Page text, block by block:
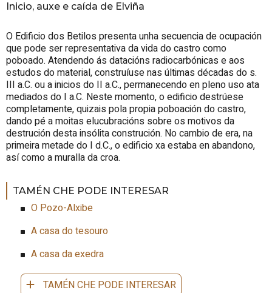
Inicio, auxe e caída de Elviña
O Edificio dos Betilos presenta unha secuencia de ocupación
que pode ser representativa da vida do castro como
poboado. Atendendo ás datacións radiocarbónicas e aos
estudos do material, construíuse nas últimas décadas do s.
III a.C. ou a inicios do II a.C., permanecendo en pleno uso ata
mediados do I a.C. Neste momento, o edificio destrúese
completamente, quizais pola propia poboación do castro,
dando pé a moitas elucubracións sobre os motivos da
destrución desta insólita construción. No cambio de era, na
primeira metade do I d.C., o edificio xa estaba en abandono,
así como a muralla da croa.
TAMÉN CHE PODE INTERESAR
O Pozo-Alxibe
A casa do tesouro
A casa da exedra
TAMÉN CHE PODE INTERESAR